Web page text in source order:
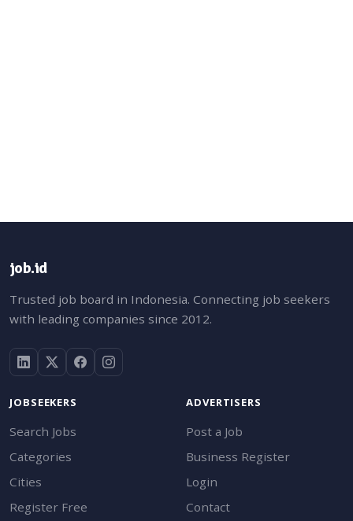
job.id
Trusted job board in Indonesia. Connecting job seekers
with leading companies since 2012.
JOBSEEKERS
Search Jobs
Categories
Cities
Register Free
ADVERTISERS
Post a Job
Business Register
Login
Contact